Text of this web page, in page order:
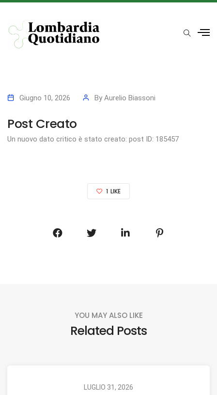
Giugno 10, 2026 By Aurelio Biassoni
Post Creato
Un nuovo dato critico è stato creato: post ID: 185457
1 LIKE
YOU MAY ALSO LIKE
Related Posts
LUGLIO 31, 2026